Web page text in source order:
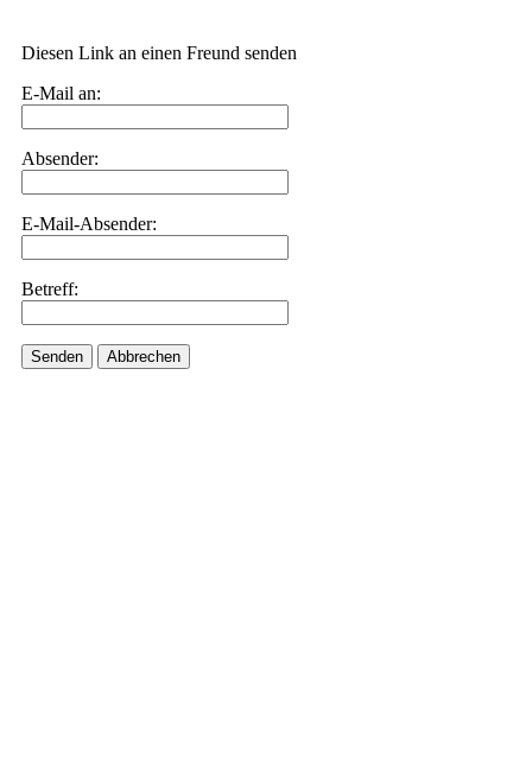
Diesen Link an einen Freund senden
E-Mail an:
Absender:
E-Mail-Absender:
Betreff:
Senden Abbrechen